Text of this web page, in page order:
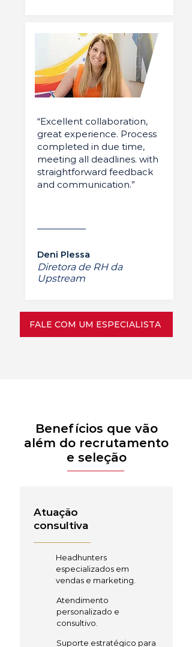
“Excellent collaboration,
great experience. Process
completed in due time,
meeting all deadlines. with
straightforward feedback
and communication.”
Deni Plessa
Diretora de RH da
Upstream
FALE COM UM ESPECIALISTA
Benefícios que vão
além do recrutamento
e seleção
Atuação
consultiva
Headhunters
especializados em
vendas e marketing.
Atendimento
personalizado e
consultivo.
Suporte estratégico para